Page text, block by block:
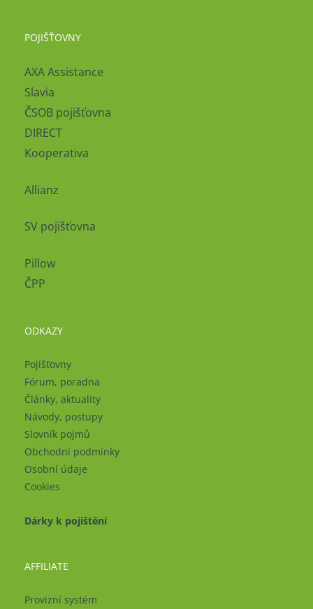
POJIŠŤOVNY
AXA Assistance
Slavia
ČSOB pojišťovna
DIRECT
Kooperativa
Allianz
SV pojišťovna
Pillow
ČPP
ODKAZY
Pojišťovny
Fórum, poradna
Články, aktuality
Návody, postupy
Slovník pojmů
Obchodní podmínky
Osobní údaje
Cookies
Dárky k pojištění
AFFILIATE
Provizní systém